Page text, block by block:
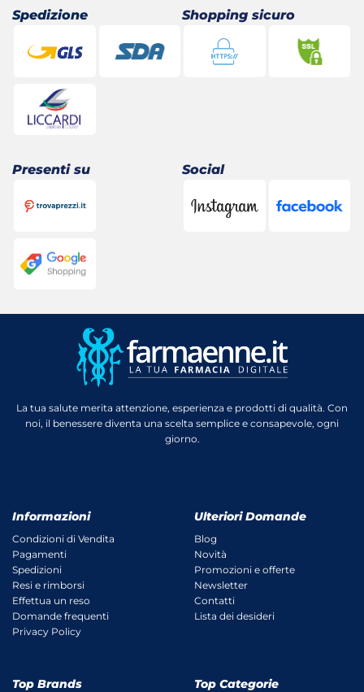
Spedizione Shopping sicuro
Presenti su Social
La tua salute merita attenzione, esperienza e prodotti di qualità. Con
noi, il benessere diventa una scelta semplice e consapevole, ogni
giorno.
Informazioni
Condizioni di Vendita
Pagamenti
Spedizioni
Resi e rimborsi
Effettua un reso
Domande frequenti
Privacy Policy
Ulteriori Domande
Blog
Novità
Promozioni e offerte
Newsletter
Contatti
Lista dei desideri
Top Brands Top Categorie